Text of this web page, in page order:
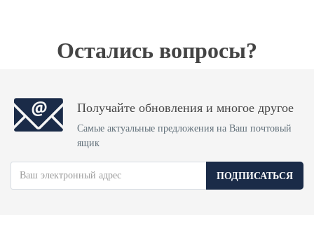
Остались вопросы?
Получайте обновления и многое другое
Самые актуальные предложения на Ваш почтовый
ящик
ПОДПИСАТЬСЯ